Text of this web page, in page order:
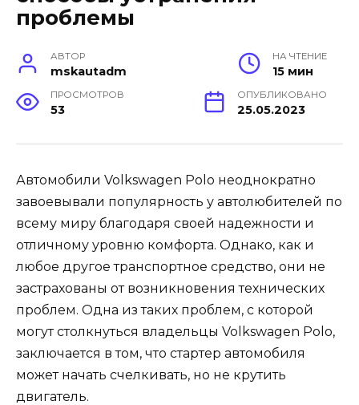
проблемы
АВТОР
mskautadm
НА ЧТЕНИЕ
15 мин
ПРОСМОТРОВ
53
ОПУБЛИКОВАНО
25.05.2023
Автомобили Volkswagen Polo неоднократно
завоевывали популярность у автолюбителей по
всему миру благодаря своей надежности и
отличному уровню комфорта. Однако, как и
любое другое транспортное средство, они не
застрахованы от возникновения технических
проблем. Одна из таких проблем, с которой
могут столкнуться владельцы Volkswagen Polo,
заключается в том, что стартер автомобиля
может начать счелкивать, но не крутить
двигатель.